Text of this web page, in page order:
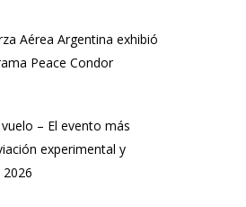
Aérea Argentina exhibió
Peace Condor
– El evento más
experimental y